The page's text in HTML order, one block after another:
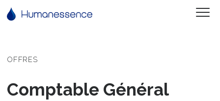
OFFRES
Comptable Général